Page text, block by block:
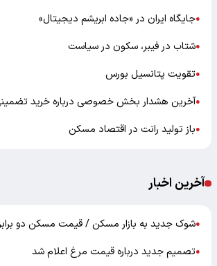
●جایگاه ایران در «جاده ابریشم دیجیتال»
●شتاب در فیبر، سکون در سیاست
●تقویت پتانسیل بورس
●آخرین هشدار بخش خصوصی درباره خرید
●باز تولید رانت در اقتصاد مسکن
آخرین اخبار
●شوک جدید به بازار مسکن / قیمت مسکن دو
●تصمیم جدید درباره قیمت مرغ اعلام شد